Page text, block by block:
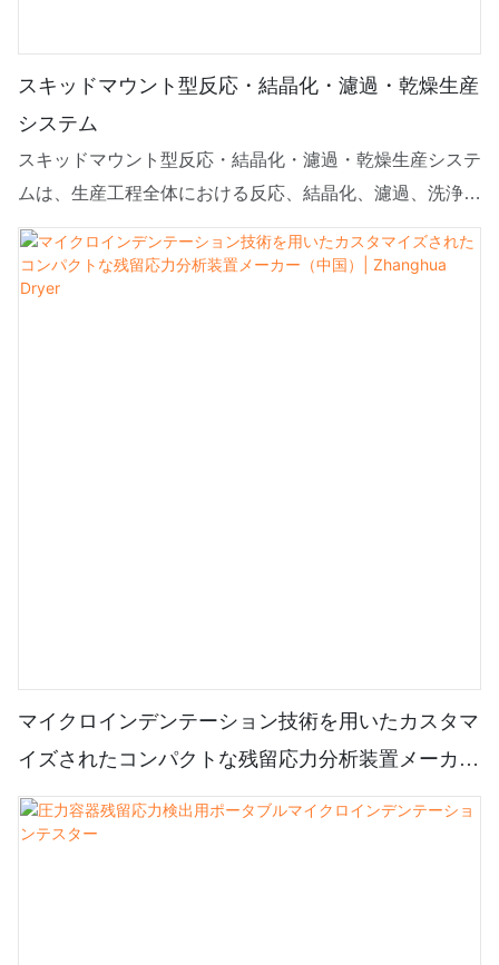
スキッドマウント型反応・結晶化・濾過・乾燥生産
システム
スキッドマウント型反応・結晶化・濾過・乾燥生産システ
ムは、生産工程全体における反応、結晶化、濾過、洗浄、
乾燥、排出に使用され、上から順に原料タンク、結晶化装
置、撹拌式ヌッチェフィルターがパイプで順次接続されて
います。撹拌式ヌッチェフィルターの底部には、パイプで
マイクロインデンテーション技術を用いたカスタマ
イズされたコンパクトな残留応力分析装置メーカー
（中国）| Zhanghua Dryer